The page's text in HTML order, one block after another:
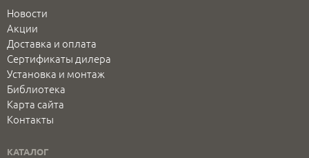
Новости
Акции
Доставка и оплата
Сертификаты дилера
Установка и монтаж
Библиотека
Карта сайта
Контакты
КАТАЛОГ